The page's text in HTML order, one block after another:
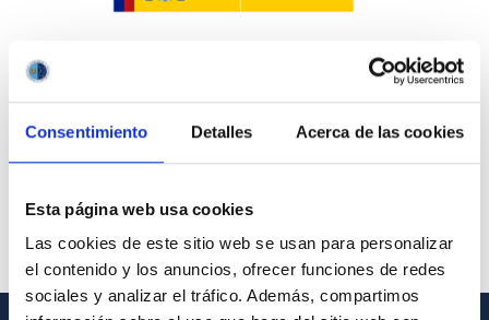
Consentimiento Detalles Acerca de las cookies
Esta página web usa cookies
Las cookies de este sitio web se usan para personalizar
el contenido y los anuncios, ofrecer funciones de redes
sociales y analizar el tráfico. Además, compartimos